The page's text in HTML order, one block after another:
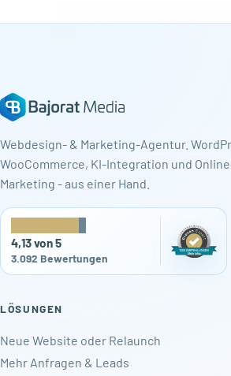
Webdesign- & Marketing-Agentur.
WooCommerce, KI-Integration und
Marketing - aus einer Hand.
4,13 von 5
3.092 Bewertungen
LÖSUNGEN
Neue Website oder Relaunch
Mehr Anfragen & Leads